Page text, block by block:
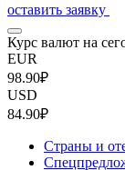
оставить заявку
Курс валют на
EUR
98.90₽
USD
84.90₽
Страны и